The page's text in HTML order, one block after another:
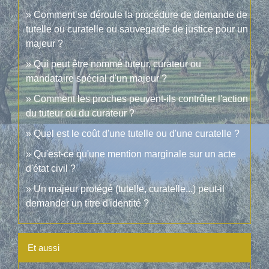
Comment se déroule la procédure de demande de
tutelle ou curatelle ou sauvegarde de justice pour un
majeur ?
Qui peut être nommé tuteur, curateur ou
mandataire spécial d'un majeur ?
Comment les proches peuvent-ils contrôler l'action
du tuteur ou du curateur ?
Quel est le coût d'une tutelle ou d'une curatelle ?
Qu'est-ce qu'une mention marginale sur un acte
d'état civil ?
Un majeur protégé (tutelle, curatelle...) peut-il
demander un titre d'identité ?
Et aussi